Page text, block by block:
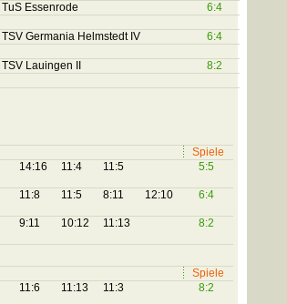
TuS Essenrode
6:4
TSV Germania Helmstedt IV
6:4
TSV Lauingen II
8:2
Spiele
14:16 11:4 11:5 5:5
11:8 11:5 8:11 12:10 6:4
9:11 10:12 11:13 8:2
Spiele
11:6 11:13 11:3 8:2